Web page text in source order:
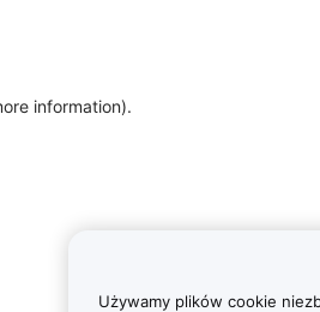
information).
Używamy plików cookie